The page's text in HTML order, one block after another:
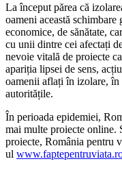
La început părea că
oameni această
economice, de sănătate,
cu unii dintre cei afectați
nevoie vitală de proiecte
apariția lipsei de sens,
oamenii aflați în izolare,
autoritățile.
În perioada epidemiei,
mai multe proiecte online.
proiecte, România pentru
ul